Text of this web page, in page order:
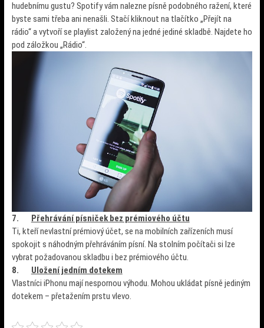
hudebnímu gustu? Spotify vám nalezne písně podobného ražení, které
byste sami třeba ani nenašli. Stačí kliknout na tlačítko „Přejít na
rádio“ a vytvoří se playlist založený na jedné jediné skladbě. Najdete ho
pod záložkou „Rádio“.
7. Přehrávání písniček bez prémiového účtu
Ti, kteří nevlastní prémiový účet, se na mobilních zařízeních musí
spokojit s náhodným přehráváním písní. Na stolním počítači si lze
vybrat požadovanou skladbu i bez prémiového účtu.
8. Uložení jedním dotekem
Vlastníci iPhonu mají nespornou výhodu. Mohou ukládat písně jediným
dotekem – přetažením prstu vlevo.